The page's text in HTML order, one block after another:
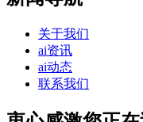
关于我们
ai资讯
ai动态
联系我们